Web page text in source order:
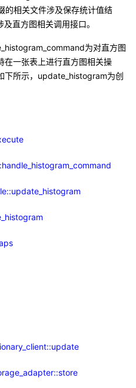
的相关文件涉及保存统计值结
及直方图相关调用接口。
为对直方图
在一张表上进行直方图相关操
所示， update_histogram为创